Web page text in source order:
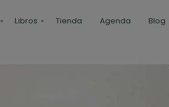
Libros Tienda Agenda Blog